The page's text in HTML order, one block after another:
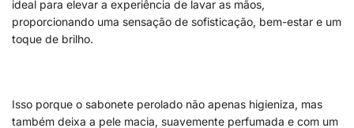
ideal para elevar a experiência de lavar as mãos,
proporcionando uma sensação de sofisticação, bem-estar e um
toque de brilho.
Isso porque o sabonete perolado não apenas higieniza, mas
também deixa a pele macia, suavemente perfumada e com um